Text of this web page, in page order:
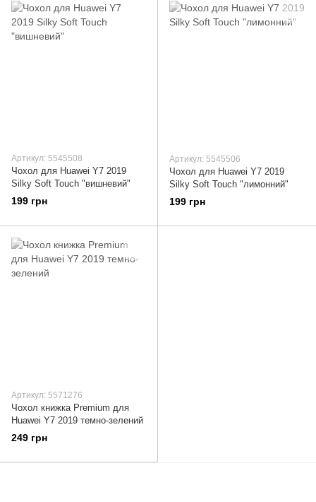
Артикул: 5545508
Чохол для Huawei Y7 2019
Silky Soft Touch "вишневий"
199 грн
Артикул: 5545506
Чохол для Huawei Y7 2019
Silky Soft Touch "лимонний"
199 грн
Артикул: 5571276
Чохол книжка Premium для
Huawei Y7 2019 темно-зелений
249 грн